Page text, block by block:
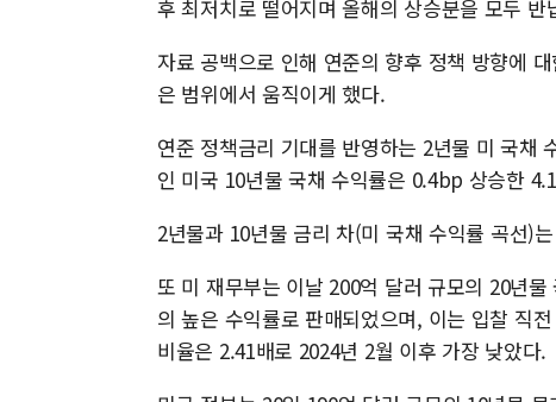
후 최저치로 떨어지며 올해의 상승분을 모두 반
자료 공백으로 인해 연준의 향후 정책 방향에
은 범위에서 움직이게 했다.
연준 정책금리 기대를 반영하는 2년물 미 국채
인 미국 10년물 국채 수익률은 0.4bp 상승한
2년물과 10년물 금리 차(미 국채 수익률 곡선)
또 미 재무부는 이날 200억 달러 규모의 20년
의 높은 수익률로 판매되었으며, 이는 입찰 직
비율은 2.41배로 2024년 2월 이후 가장 낮았다.